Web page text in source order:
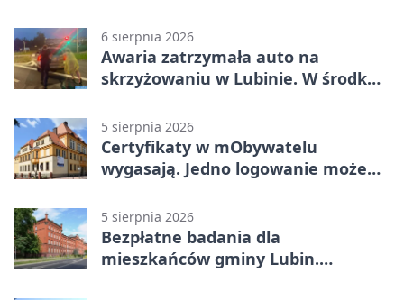
6 sierpnia 2026
Awaria zatrzymała auto na
skrzyżowaniu w Lubinie. W środku
5 sierpnia 2026
Certyfikaty w mObywatelu
wygasają. Jedno logowanie może
5 sierpnia 2026
Bezpłatne badania dla
mieszkańców gminy Lubin.